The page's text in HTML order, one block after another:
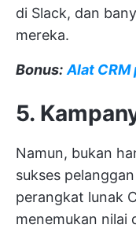
di Slack, dan
mereka.
Bonus: Alat CRM
5.
Namun, bukan
sukses
perangkat lunak
menemukan nilai